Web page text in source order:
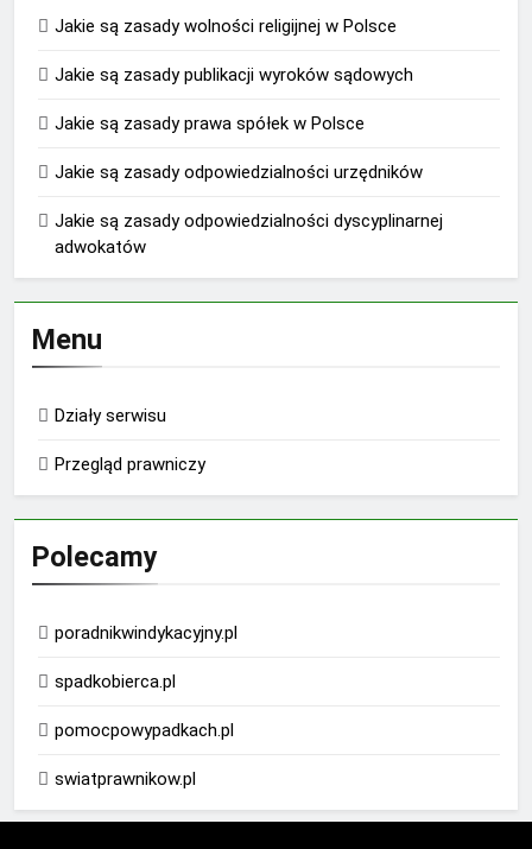
Jakie są zasady wolności religijnej w Polsce
Jakie są zasady publikacji wyroków sądowych
Jakie są zasady prawa spółek w Polsce
Jakie są zasady odpowiedzialności urzędników
Jakie są zasady odpowiedzialności dyscyplinarnej
adwokatów
Menu
Działy serwisu
Przegląd prawniczy
Polecamy
poradnikwindykacyjny.pl
spadkobierca.pl
pomocpowypadkach.pl
swiatprawnikow.pl